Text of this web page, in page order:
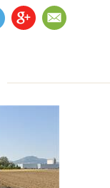
GP EM